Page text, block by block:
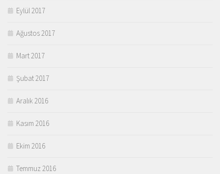
Eylül 2017
Ağustos 2017
Mart 2017
Şubat 2017
Aralık 2016
Kasım 2016
Ekim 2016
Temmuz 2016